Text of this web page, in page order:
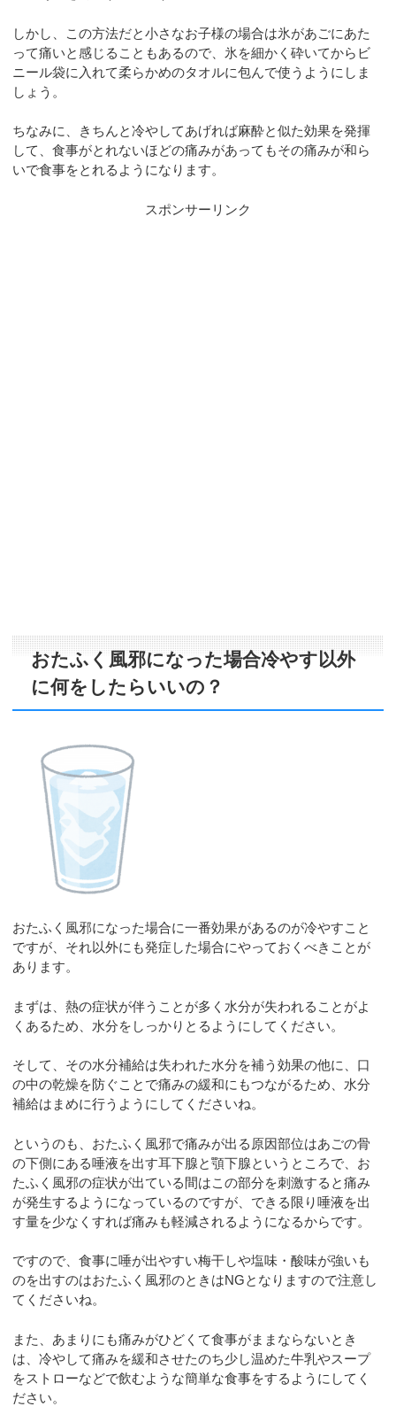
しかし、この方法だと小さなお子様の場合は氷があごにあた
って痛いと感じることもあるので、氷を細かく砕いてからビ
ニール袋に入れて柔らかめのタオルに包んで使うようにしま
しょう。
ちなみに、きちんと冷やしてあげれば麻酔と似た効果を発揮
して、食事がとれないほどの痛みがあってもその痛みが和ら
いで食事をとれるようになります。
スポンサーリンク
おたふく風邪になった場合冷やす以外
に何をしたらいいの？
おたふく風邪になった場合に一番効果があるのが冷やすこと
ですが、それ以外にも発症した場合にやっておくべきことが
あります。
まずは、熱の症状が伴うことが多く水分が失われることがよ
くあるため、水分をしっかりとるようにしてください。
そして、その水分補給は失われた水分を補う効果の他に、口
の中の乾燥を防ぐことで痛みの緩和にもつながるため、水分
補給はまめに行うようにしてくださいね。
というのも、おたふく風邪で痛みが出る原因部位はあごの骨
の下側にある唾液を出す耳下腺と顎下腺というところで、お
たふく風邪の症状が出ている間はこの部分を刺激すると痛み
が発生するようになっているのですが、できる限り唾液を出
す量を少なくすれば痛みも軽減されるようになるからです。
ですので、食事に唾が出やすい梅干しや塩味・酸味が強いも
のを出すのはおたふく風邪のときはNGとなりますので注意し
てくださいね。
また、あまりにも痛みがひどくて食事がままならないとき
は、冷やして痛みを緩和させたのち少し温めた牛乳やスープ
をストローなどで飲むような簡単な食事をするようにしてく
ださい。